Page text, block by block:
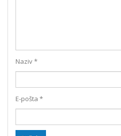
Naziv*
E-pošta *